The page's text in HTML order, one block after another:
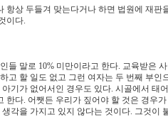
상 두들겨 맞는다거나 하면 법원에 재판
이다.
들 말로 10% 미만이라고 한다. 교육받은
고 할 일도 없고 그런 여자는 두 번째 부
기가 없어서인 경우도 있다. 시골에서 태
다. 어쨋든 우리가 짚어야 할 것은 경우
각을 가지고 있지 않다는 것이다. 그것이